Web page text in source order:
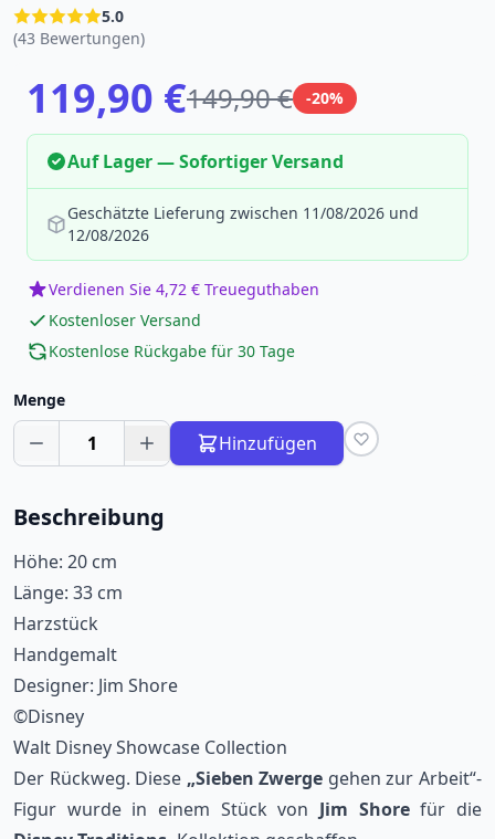
5.0
(43 Bewertungen)
119,90 €149,90 € -20%
Auf Lager — Sofortiger Versand
Geschätzte Lieferung zwischen 11/08/2026 und
12/08/2026
Verdienen Sie 4,72 € Treueguthaben
Kostenloser Versand
Kostenlose Rückgabe für 30 Tage
Menge
1 Hinzufügen
Beschreibung
Höhe: 20 cm
Länge: 33 cm
Harzstück
Handgemalt
Designer: Jim Shore
©Disney
Walt Disney Showcase Collection
Der Rückweg. Diese „Sieben Zwerge gehen zur Arbeit“-
Figur wurde in einem Stück von Jim Shorefür die